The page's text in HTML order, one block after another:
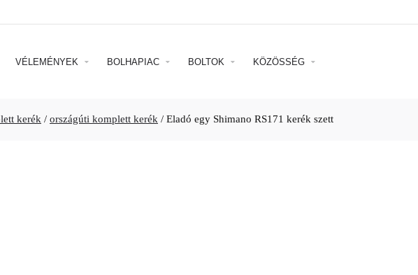
VÉLEMÉNYEK BOLHAPIAC BOLTOK KÖZÖSSÉG
kerék / országúti komplett kerék / Eladó egy Shimano RS171 kerék szett